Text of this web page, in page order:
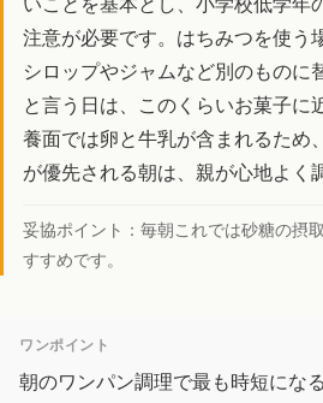
いことを基本とし、小学校低学年
注意が必要です。はちみつを使う
シロップやジャムなど別のものに
と言う日は、このくらいお菓子に
養面では卵と牛乳が含まれるため
が優先される朝は、親が心地よく
妥協ポイント： 毎朝これでは砂糖の摂
すすめです。
ワンポイント
朝のワンパン調理で最も時短にな